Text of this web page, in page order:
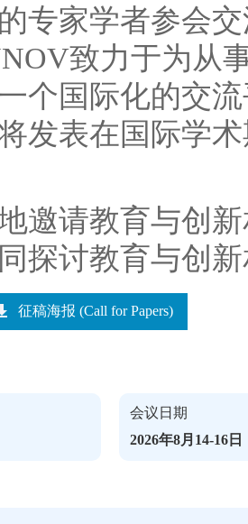
专家学者参会
致力于为从
个国际化的交
发表在国际学
邀请教育与创
探讨教育与创
征稿海报 (Call for Papers)
会议日期
2026年8月14-16日